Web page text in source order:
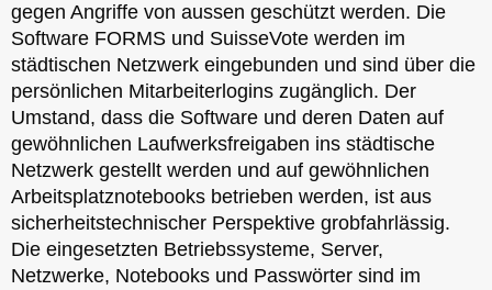
gegen Angriffe von aussen geschützt werden. Die
Software FORMS und SuisseVote werden im
städtischen Netzwerk eingebunden und sind über die
persönlichen Mitarbeiterlogins zugänglich. Der
Umstand, dass die Software und deren Daten auf
gewöhnlichen Laufwerksfreigaben ins städtische
Netzwerk gestellt werden und auf gewöhnlichen
Arbeitsplatznotebooks betrieben werden, ist aus
sicherheitstechnischer Perspektive grobfahrlässig.
Die eingesetzten Betriebssysteme, Server,
Netzwerke, Notebooks und Passwörter sind im